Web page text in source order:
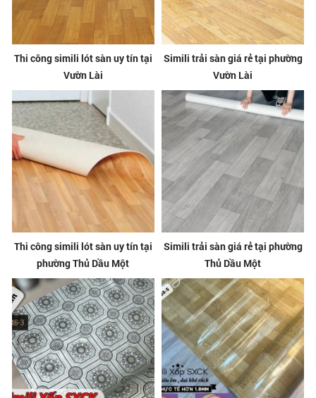
Thi công simili lót sàn uy tín tại
Vườn Lài
Simili trải sàn giá rẻ tại phường
Vườn Lài
Thi công simili lót sàn uy tín tại
phường Thủ Dầu Một
Simili trải sàn giá rẻ tại phường
Thủ Dầu Một